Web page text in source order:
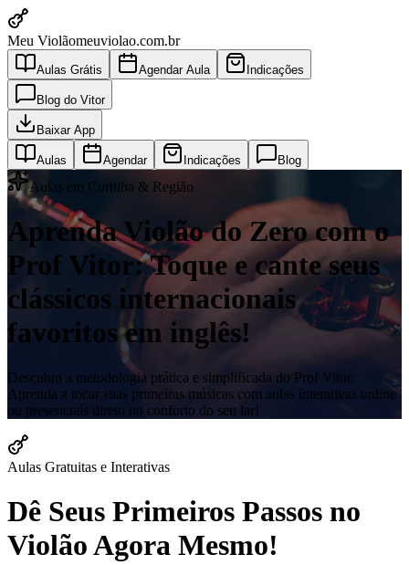
Meu Violãomeuviolao.com.br
Aulas Grátis Agendar Aula Indicações
Blog do Vitor
Baixar App
Aulas Agendar Indicações Blog
Aulas em Curitiba & Região
Aprenda Violão do Zero com o
Prof Vitor: Toque e cante seus
clássicos internacionais
favoritos em inglês!
Descubra a metodologia prática e simplificada do Prof Vitor.
Aprenda a tocar suas primeiras músicas com aulas interativas online
ou presenciais direto no conforto do seu lar!
Aulas Gratuitas e Interativas
Dê Seus Primeiros Passos no
Violão Agora Mesmo!